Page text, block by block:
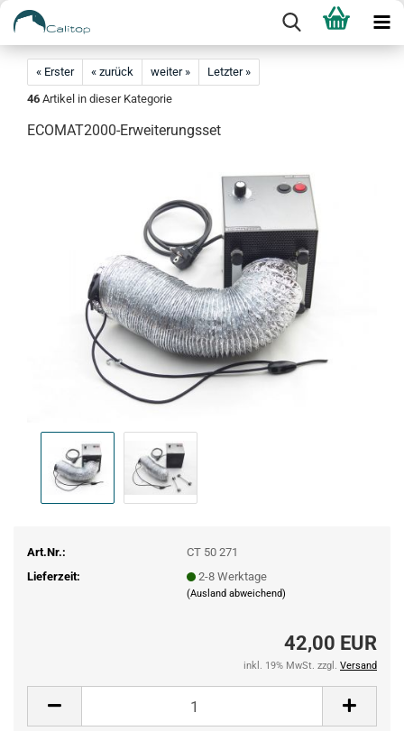
« Erster « zurück weiter »
Letzter »
46 Artikel in dieser Kategorie
ECOMAT2000-Erweiterungsset
Art.Nr.:
CT 50 271
Lieferzeit:
2-8 Werktage
(Ausland abweichend)
42,00 EUR
inkl. 19% MwSt. zzgl. Versand